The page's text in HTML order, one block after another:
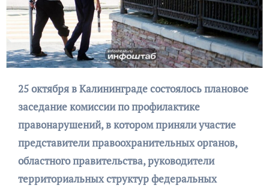
25 октября в Калининграде состоялось плановое
заседание комиссии по профилактике
правонарушений, в котором приняли участие
представители правоохранительных органов,
областного правительства, руководители
территориальных структур федеральных